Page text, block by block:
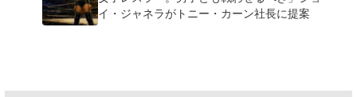
イ・ジャネラがトニー・カーン社長に提案